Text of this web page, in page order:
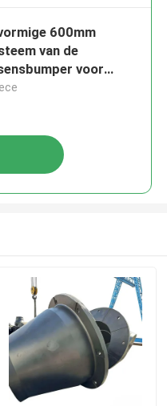
600mm
van de
voor
Infrastructure